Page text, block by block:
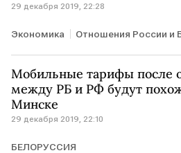
29 декабря 2019, 22:28
Экономика Отношения России и
БЕЛОРУССИЯ
Мобильные тарифы после
между РБ и РФ будут
Минске
29 декабря 2019, 22:10
БЕЛОРУССИЯ